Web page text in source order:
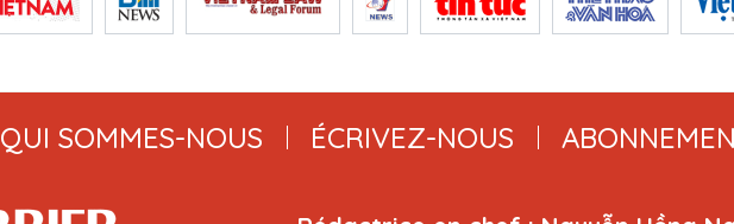
QUI SOMMES-NOUS ÉCRIVEZ-NOUS